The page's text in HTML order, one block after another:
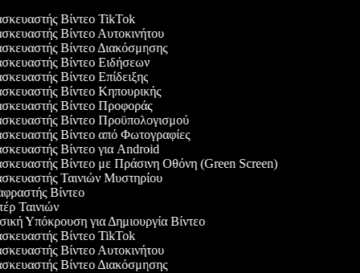
Βίντεο TikTok
Βίντεο Αυτοκινήτου
Βίντεο Διακόσμησης
Βίντεο Ειδήσεων
Βίντεο Επίδειξης
Βίντεο Κηπουρικής
Βίντεο Προφοράς
Βίντεο Προϋπολογισμού
Βίντεο από Φωτογραφίες
Βίντεο για Android
Βίντεο με Πράσινη Οθόνη (Green Screen)
Ταινιών Μυστηρίου
Βίντεο
Ταινιών
Υπόκρουση για Δημιουργία Βίντεο
Βίντεο TikTok
Βίντεο Αυτοκινήτου
Βίντεο Διακόσμησης